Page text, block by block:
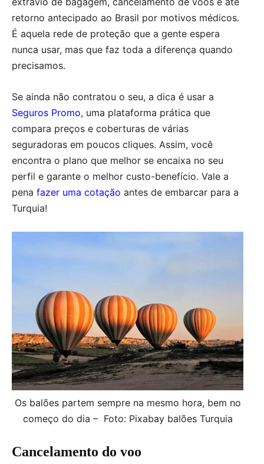
retorno antecipado ao Brasil por motivos médicos.
É aquela rede de proteção que a gente espera
nunca usar, mas que faz toda a diferença quando
precisamos.
Se ainda não contratou o seu, a dica é usar a
Seguros Promo, uma plataforma prática que
compara preços e coberturas de várias
seguradoras em poucos cliques. Assim, você
encontra o plano que melhor se encaixa no seu
perfil e garante o melhor custo-benefício. Vale a
pena fazer uma cotação antes de embarcar para a
Turquia!
Os balões partem sempre na mesmo hora, bem no
começo do dia – Foto: Pixabay balões Turquia
Cancelamento do voo